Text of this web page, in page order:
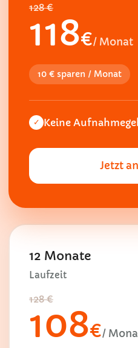
128 €
118€/ Monat
10 € sparen / Monat
✓ Keine
Jetzt
12 Monate
Laufzeit
128 €
108€/